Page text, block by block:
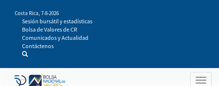
contenido
principal
Costa Rica, 7-8-2026
Sesión bursátil y estadísticas
Bolsa de Valores de CR
Comunicados y Actualidad
Contáctenos